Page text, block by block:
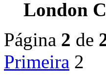
London
Página 2 de
Primeira 2